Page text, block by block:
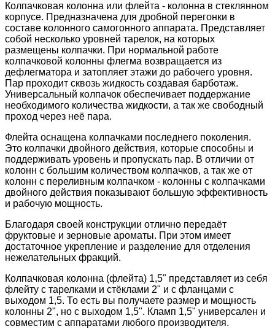
Колпачковая колонна или флейта - колонна в стеклянном
корпусе. Предназначена для дробной перегонки в
составе колонного самогонного аппарата. Представляет
собой несколько уровней тарелок, на которых
размещены колпачки. При нормальной работе
колпачковой колонны флегма возвращается из
дефлегматора и затопляет этажи до рабочего уровня.
Пар проходит сквозь жидкость создавая барботаж.
Универсальный колпачок обеспечивает поддержание
необходимого количества жидкости, а так же свободный
проход через неё пара.
Флейта оснащена колпачками последнего поколения.
Это колпачки двойного действия, которые способны и
поддерживать уровень и пропускать пар. В отличии от
колонн с большим количеством колпачков, а так же от
колонн с переливным колпачком - колонны с колпачками
двойного действия показывают большую эффективность
и рабочую мощность.
Благодаря своей конструкции отлично передаёт
фруктовые и зерновые ароматы. При этом имеет
достаточное укрепление и разделение для отделения
нежелательных фракций.
Колпачковая колонна (флейта) 1,5" представляет из себя
флейту с тарелками и стёклами 2" и с фланцами с
выходом 1,5. То есть вы получаете размер и мощность
колонны 2", но с выходом 1,5". Кламп 1,5" универсален и
совместим с аппаратами любого производителя.